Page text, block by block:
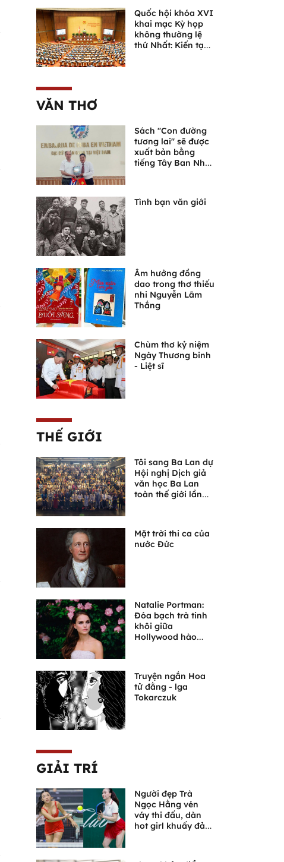
đường phát triển
mới
Quốc hội khóa XVI
khai mạc Kỳ họp
không thường lệ
thứ Nhất: Kiến tạo
VĂN THƠ
Sách "Con đường
tương lai" sẽ được
xuất bản bằng
tiếng Tây Ban Nha
Tình bạn văn giới
Âm hưởng đồng
dao trong thơ thiếu
nhi Nguyễn Lãm
Thắng
Chùm thơ kỷ niệm
Ngày Thương binh
- Liệt sĩ
THẾ GIỚI
Tôi sang Ba Lan dự
Hội nghị Dịch giả
văn học Ba Lan
toàn thế giới lần
Mặt trời thi ca của
nước Đức
Natalie Portman:
Đóa bạch trà tinh
khôi giữa
Hollywood hào
Truyện ngắn Hoa
tử đằng - lga
Tokarczuk
GIẢI TRÍ
Người đẹp Trà
Ngọc Hằng vén
váy thi đấu, dàn
hot girl khuấy đảo